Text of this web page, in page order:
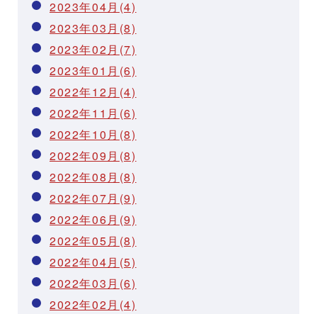
2023年04月(4)
2023年03月(8)
2023年02月(7)
2023年01月(6)
2022年12月(4)
2022年11月(6)
2022年10月(8)
2022年09月(8)
2022年08月(8)
2022年07月(9)
2022年06月(9)
2022年05月(8)
2022年04月(5)
2022年03月(6)
2022年02月(4)